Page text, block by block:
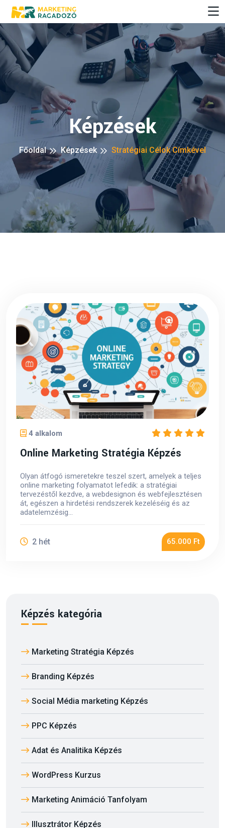
Képzések
Főoldal Képzések Stratégiai Célok Címkével
4 alkalom
Online Marketing Stratégia Képzés
Olyan átfogó ismeretekre teszel szert, amelyek a teljes
online marketing folyamatot lefedik: a stratégiai
tervezéstől kezdve, a webdesignon és webfejlesztésen
át, egészen a hirdetési rendszerek kezeléséig és az
adatelemzésig...
2 hét 65.000 Ft
Képzés kategória
Marketing Stratégia Képzés
Branding Képzés
Social Média marketing Képzés
PPC Képzés
Adat és Analitika Képzés
WordPress Kurzus
Marketing Animáció Tanfolyam
Illusztrátor Képzés